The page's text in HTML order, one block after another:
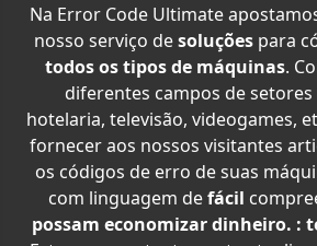
Na Error Code Ultimate
nosso serviço desoluções para
todos os tipos de máquinas.
diferentes campos de
hotelaria, televisão, videogames,
fornecer aos nossos visitantes
os códigos de erro de suas
com linguagem defácil
possam economizar dinheiro. :